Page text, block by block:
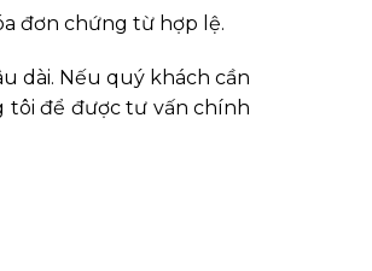
đơn chứng từ hợp lệ.
dài. Nếu quý khách cần
tôi để được tư vấn chính